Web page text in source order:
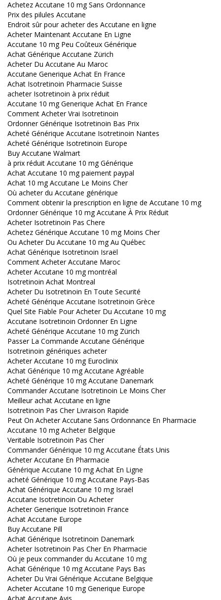
Achetez Accutane 10 mg Sans Ordonnance
Prix des pilules Accutane
Endroit sûr pour acheter des Accutane en ligne
Acheter Maintenant Accutane En Ligne
Accutane 10 mg Peu Coûteux Générique
Achat Générique Accutane Zürich
Acheter Du Accutane Au Maroc
Accutane Generique Achat En France
Achat Isotretinoin Pharmacie Suisse
acheter Isotretinoin à prix réduit
Accutane 10 mg Generique Achat En France
Comment Acheter Vrai Isotretinoin
Ordonner Générique Isotretinoin Bas Prix
Acheté Générique Accutane Isotretinoin Nantes
Acheté Générique Isotretinoin Europe
Buy Accutane Walmart
à prix réduit Accutane 10 mg Générique
Achat Accutane 10 mg paiement paypal
Achat 10 mg Accutane Le Moins Cher
Où acheter du Accutane générique
Comment obtenir la prescription en ligne de Accutane 10 mg
Ordonner Générique 10 mg Accutane À Prix Réduit
Acheter Isotretinoin Pas Chere
Achetez Générique Accutane 10 mg Moins Cher
Ou Acheter Du Accutane 10 mg Au Québec
Achat Générique Isotretinoin Israël
Comment Acheter Accutane Maroc
Acheter Accutane 10 mg montréal
Isotretinoin Achat Montreal
Acheter Du Isotretinoin En Toute Securité
Acheté Générique Accutane Isotretinoin Grèce
Quel Site Fiable Pour Acheter Du Accutane 10 mg
Accutane Isotretinoin Ordonner En Ligne
Acheté Générique Accutane 10 mg Zürich
Passer La Commande Accutane Générique
Isotretinoin génériques acheter
Acheter Accutane 10 mg Euroclinix
Achat Générique 10 mg Accutane Agréable
Acheté Générique 10 mg Accutane Danemark
Commander Accutane Isotretinoin Le Moins Cher
Meilleur achat Accutane en ligne
Isotretinoin Pas Cher Livraison Rapide
Peut On Acheter Accutane Sans Ordonnance En Pharmacie
Accutane 10 mg Acheter Belgique
Veritable Isotretinoin Pas Cher
Commander Générique 10 mg Accutane États Unis
Acheter Accutane En Pharmacie
Générique Accutane 10 mg Achat En Ligne
acheté Générique 10 mg Accutane Pays-Bas
Achat Générique Accutane 10 mg Israël
Accutane Isotretinoin Ou Acheter
Acheter Generique Isotretinoin France
Achat Accutane Europe
Buy Accutane Pill
Achat Générique Isotretinoin Danemark
Acheter Isotretinoin Pas Cher En Pharmacie
Où je peux commander du Accutane 10 mg
Achat Générique 10 mg Accutane Pays Bas
Acheter Du Vrai Générique Accutane Belgique
Acheter Accutane 10 mg Generique Europe
Achat Accutane Avis